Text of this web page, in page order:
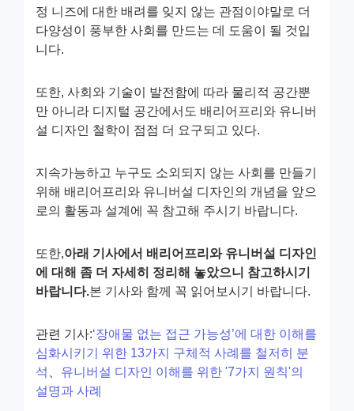
정 니즈에 대한 배려를 잊지 않는 관점이야말로 더
다양성이 풍부한 사회를 만드는 데 도움이 될 것입
니다.
또한, 사회와 기술이 발전함에 따라 물리적 공간뿐
만 아니라 디지털 공간에서도 배리어프리와 유니버
설 디자인 철학이 점점 더 요구되고 있다.
지속가능하고 누구도 소외되지 않는 사회를 만들기
위해 배리어프리와 유니버설 디자인의 개념을 앞으
로의 활동과 설계에 꼭 참고해 주시기 바랍니다.
또한,아래 기사에서 배리어프리와 유니버설 디자인
에 대해 좀 더 자세히 정리해 놓았으니 참고하시기
바랍니다.본 기사와 함께 꼭 읽어보시기 바랍니다.
관련 기사:‘장애물 없는 접근 가능성’에 대한 이해를
심화시키기 위한 13가지 구체적 사례를 철저히 분
석
유니버설 디자인 이해를 위한 '7가지 원칙'의
설명과 사례